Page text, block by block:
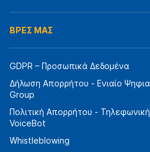
ΒΡΕΣ ΜΑΣ
GDPR – Προσωπικά Δεδομένα
Δήλωση Απορρήτου - Ενιαίο
Group
Πολιτική Απορρήτου -
VoiceBot
Whistleblowing